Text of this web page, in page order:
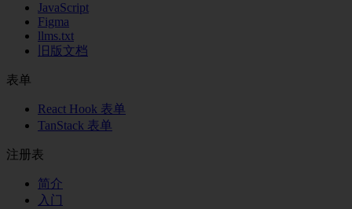
JavaScript
Figma
llms.txt
旧版文档
表单
React Hook 表单
TanStack 表单
注册表
简介
入门